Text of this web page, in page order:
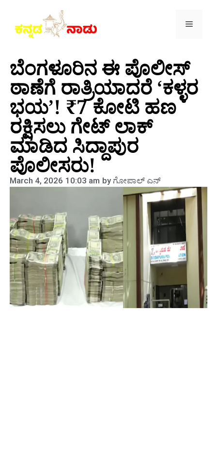
ಬೆಂಗಳೂರಿನ ಈ ಪೊಲೀಸ್
ಠಾಣೆಗೆ ರಾತ್ರಿಯಾದರೆ ‘ಕಳ್ಳರ
ಭಯ’! ₹7 ಕೋಟಿ ಹಣ
ರಕ್ಷಿಸಲು ಗೇಟ್ ಲಾಕ್
ಮಾಡಿದ ಸಿದ್ದಾಪುರ
ಪೊಲೀಸರು!
March 4, 2026 10:03 am byಗೋಪಾಲ್‌ ಎನ್‌